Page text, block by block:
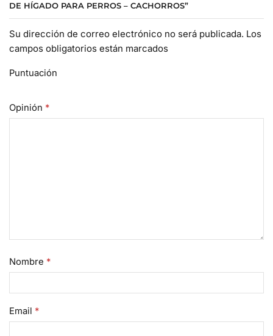
DE HÍGADO PARA PERROS – CACHORROS”
Su dirección de correo electrónico no será publicada. Los
campos obligatorios están marcados
Puntuación
Opinión *
Nombre *
Email *